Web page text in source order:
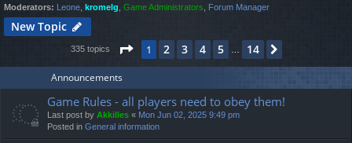
s
Moderators: Leone kromelg Game Administrators Forum Manager
New Topic
335 topics Page 1of14
1 2 3 4 5 14
Announcements
Game Rules - all players need to obey them!
Last post by Akkilles « Mon Jun 02, 2025 9:49 pm
Posted in General information